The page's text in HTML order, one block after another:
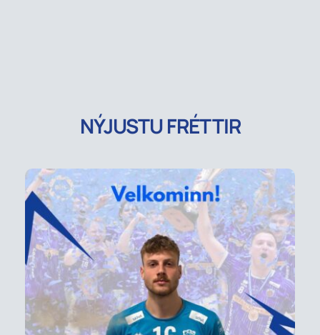
NÝJUSTU FRÉTTIR